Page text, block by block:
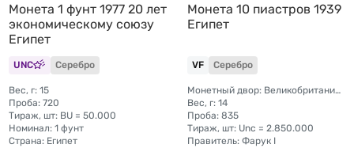
Монета 1 фунт 1977 20 лет
экономическому союзу
Египет
UNC Серебро
Вес, г: 15
Проба: 720
Тираж, шт: BU = 50.000
Номинал: 1 фунт
Страна: Египет
Монета 10 пиастров 1939
Египет
VF Серебро
Монетный двор: Великобритания, Лондон
Вес, г: 14
Проба: 835
Тираж, шт: Unc = 2.850.000
Правитель: Фарук I